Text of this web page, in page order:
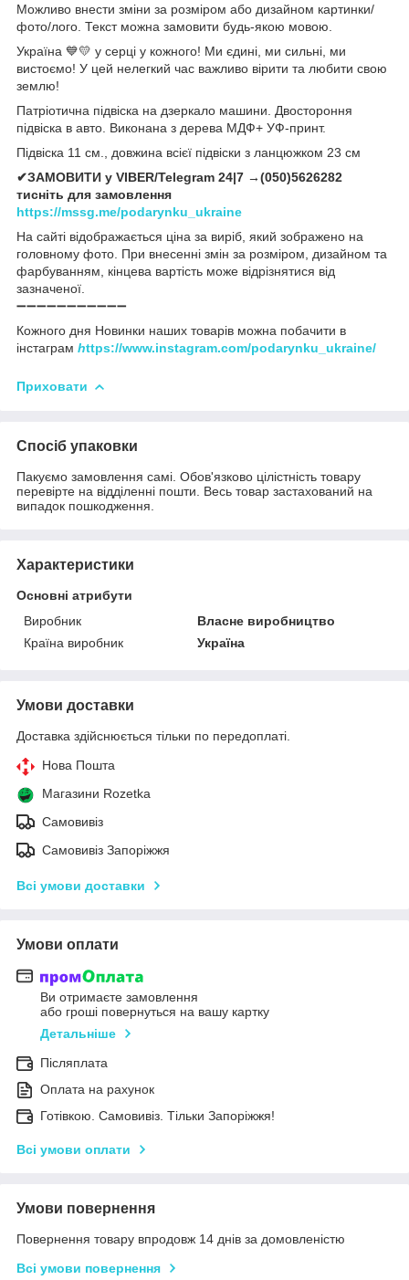
Можливо внести зміни за розміром або дизайном картинки/
фото/лого. Текст можна замовити будь-якою мовою.
Україна 💙💛 у серці у кожного! Ми єдині, ми сильні, ми
вистоємо! У цей нелегкий час важливо вірити та любити свою
землю!
Патріотична підвіска на дзеркало машини. Двостороння
підвіска в авто. Виконана з дерева МДФ+ УФ-принт.
Підвіска 11 см., довжина всієї підвіски з ланцюжком 23 см
✔ЗАМОВИТИ у VIBER/Telegram 24|7 →(050)5626282
тисніть для замовлення
https://mssg.me/podarynku_ukraine
На сайті відображається ціна за виріб, який зображено на
головному фото. При внесенні змін за розміром, дизайном та
фарбуванням, кінцева вартість може відрізнятися від
зазначеної.
➖➖➖➖➖➖➖➖➖➖➖
Кожного дня Новинки наших товарів можна побачити в
інстаграм https://www.instagram.com/podarynku_ukraine/
Приховати
Спосіб упаковки
Пакуємо замовлення самі. Обов'язково цілістність товару
перевірте на відділенні пошти. Весь товар застахований на
випадок пошкодження.
Характеристики
Основні атрибути
Виробник
Власне виробництво
Країна виробник
Україна
Умови доставки
Доставка здійснюється тільки по передоплаті.
Нова Пошта
Магазини Rozetka
Самовивіз
Самовивіз Запоріжжя
Всі умови доставки
Умови оплати
Ви отримаєте замовлення
або гроші повернуться на вашу картку
Детальніше
Післяплата
Оплата на рахунок
Готівкою. Самовивіз. Тільки Запоріжжя!
Всі умови оплати
Умови повернення
Повернення товару впродовж 14 днів за домовленістю
Всі умови повернення